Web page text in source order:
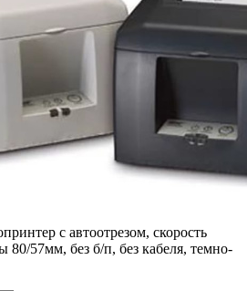
с автоотрезом, скорость
57мм, без б/п, без кабеля, темно-